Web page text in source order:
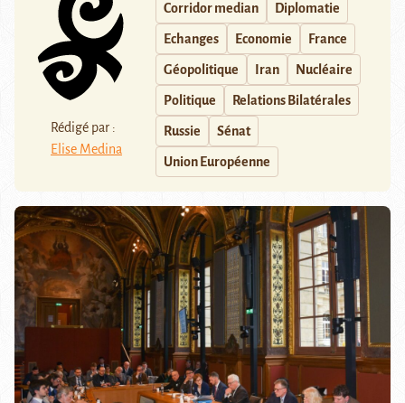
Rédigé par :
Elise Medina
Corridor median Diplomatie
Echanges Economie France
Géopolitique Iran Nucléaire
Politique Relations Bilatérales
Russie Sénat
Union Européenne